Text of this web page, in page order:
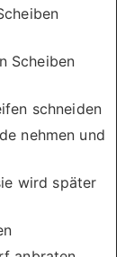
Scheiben
schneiden
nehmen und
wird später